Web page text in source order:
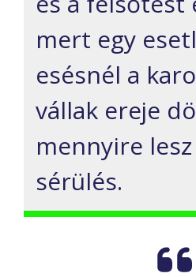
mert egy
esésnél a
vállak ereje
mennyire
sérülés.